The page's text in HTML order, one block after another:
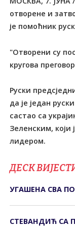
отворене и
је помоћник
"Отворени су
кругова
Руски
да је један
састао са
Зеленским, који
лидером.
ДЕСК
УГАШЕНА СВА
СТЕВАНДИЋ СА